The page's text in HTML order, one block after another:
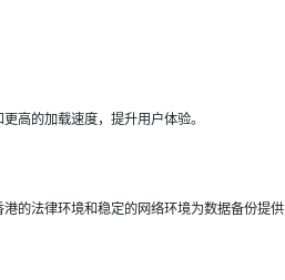
高的加载速度，提升用户体验。
的法律环境和稳定的网络环境为数据备份提供